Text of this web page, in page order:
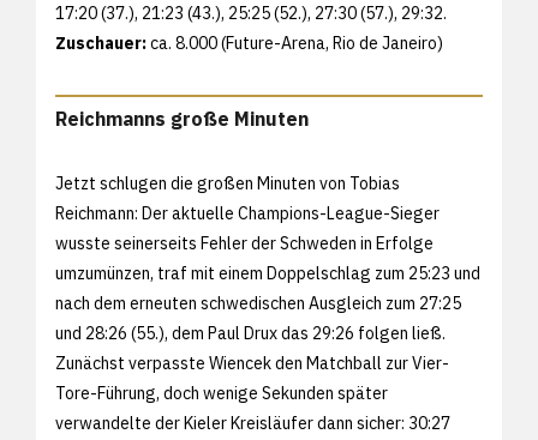
17:20 (37.), 21:23 (43.), 25:25 (52.), 27:30 (57.), 29:32.
Zuschauer:ca. 8.000 (Future-Arena, Rio de Janeiro)
Reichmanns große Minuten
Jetzt schlugen die großen Minuten von Tobias
Reichmann: Der aktuelle Champions-League-Sieger
wusste seinerseits Fehler der Schweden in Erfolge
umzumünzen, traf mit einem Doppelschlag zum 25:23 und
nach dem erneuten schwedischen Ausgleich zum 27:25
und 28:26 (55.), dem Paul Drux das 29:26 folgen ließ.
Zunächst verpasste Wiencek den Matchball zur Vier-
Tore-Führung, doch wenige Sekunden später
verwandelte der Kieler Kreisläufer dann sicher: 30:27